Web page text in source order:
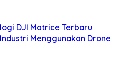
DJI Matrice Terbaru
Menggunakan Drone